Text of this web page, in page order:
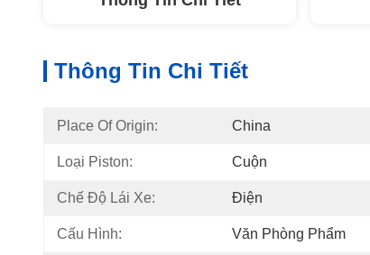
Thông Tin Chi Tiết
Place Of Origin: China
Loại Piston: Cuộn
Chế Độ Lái Xe: Điện
Cấu Hình: Văn Phòng Phẩm